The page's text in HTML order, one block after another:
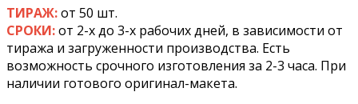
ТИРАЖ:от 50 шт.
СРОКИ:от 2-х до 3-х рабочих дней, в зависимости от
тиража и загруженности производства. Есть
возможность срочного изготовления за 2-3 часа. При
наличии готового оригинал-макета.